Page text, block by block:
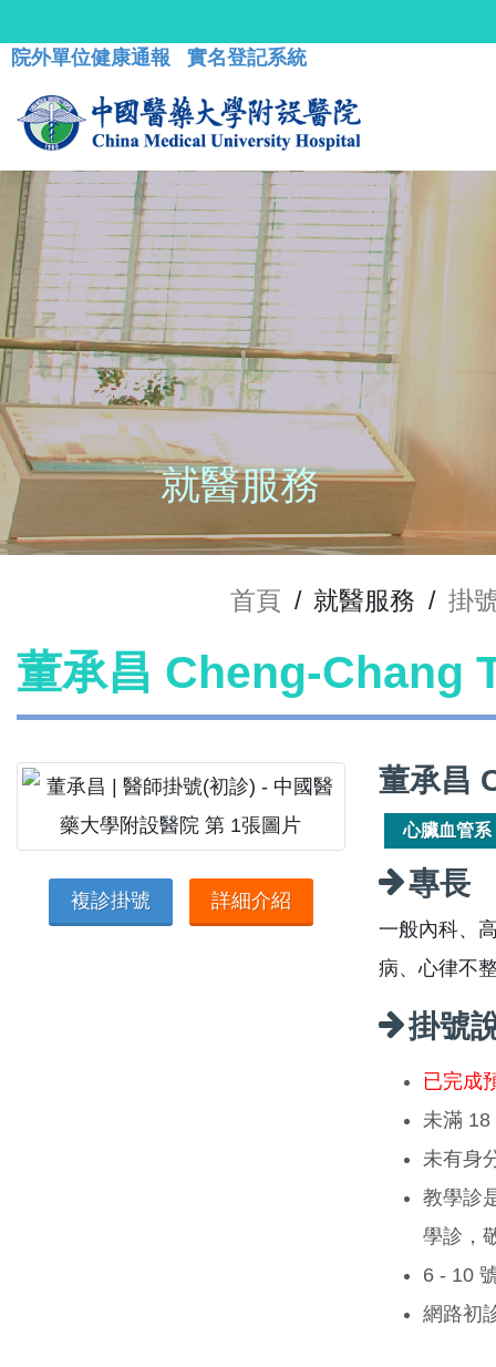
院外單位健康通報 實名登記系統
就醫服務
首頁 / 就醫服務 / 掛
董承昌 Cheng-Chang
複診掛號 詳細介紹
董承昌
心臟血管系
專長
一般內科、
病、心律不
掛號
已完成
未滿 18
未有身
教學診
學診，
6 - 10
網路初